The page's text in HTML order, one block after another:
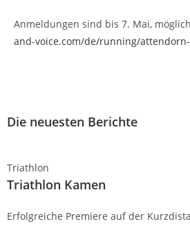
Anmeldungen sind bis 7. Mai,
and-voice.com/de/running/
Die neuesten Berichte
Triathlon
Triathlon Kamen
Erfolgreiche Premiere auf der